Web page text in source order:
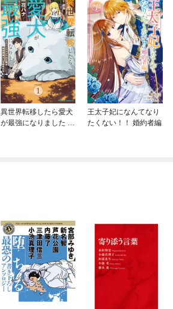
異世界転移したら愛犬
が最強になりました ～
王太子妃になんてなり
たくない！！ 婚約者編